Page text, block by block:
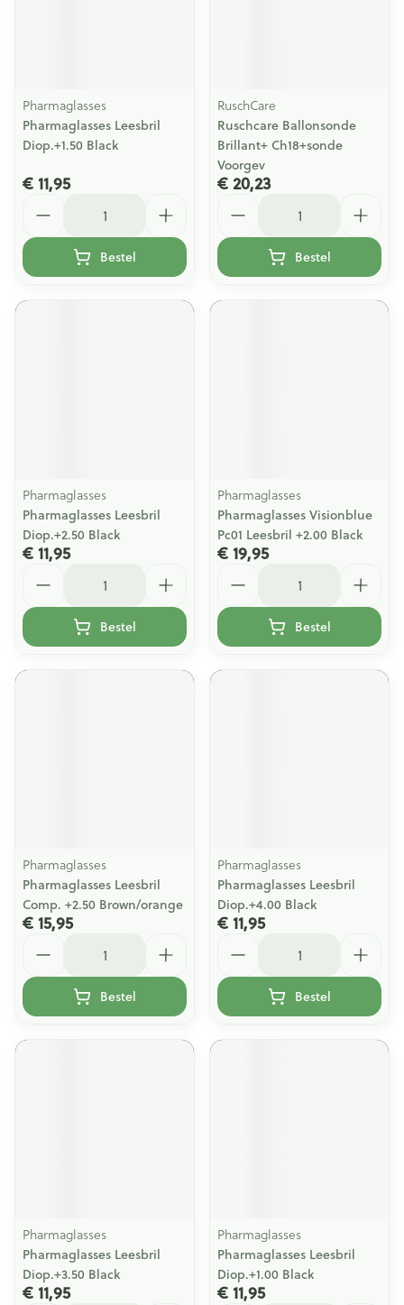
Pharmaglasses
Pharmaglasses Leesbril
Diop.+1.50 Black
€ 11,95
Bestel
RuschCare
Ruschcare Ballonsonde
Brillant+ Ch18+sonde
Voorgev
€ 20,23
Bestel
Pharmaglasses
Pharmaglasses Leesbril
Diop.+2.50 Black
€ 11,95
Bestel
Pharmaglasses
Pharmaglasses Visionblue
Pc01 Leesbril +2.00 Black
€ 19,95
Bestel
Pharmaglasses
Pharmaglasses Leesbril
Comp. +2.50 Brown/orange
€ 15,95
Bestel
Pharmaglasses
Pharmaglasses Leesbril
Diop.+4.00 Black
€ 11,95
Bestel
Pharmaglasses
Pharmaglasses Leesbril
Diop.+3.50 Black
€ 11,95
Pharmaglasses
Pharmaglasses Leesbril
Diop.+1.00 Black
€ 11,95